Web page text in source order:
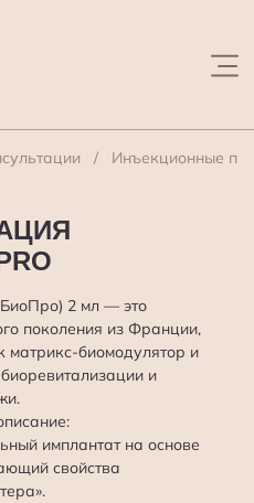
Инъекционные
2 мл — это
поколения из Франции,
матрикс-биомодулятор и
и
имплантат на основе
свойства